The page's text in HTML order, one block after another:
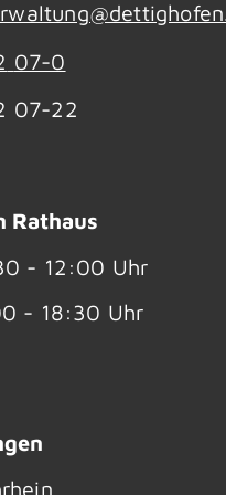
07-0
07-22
Rathaus
- 12:00 Uhr
- 18:30 Uhr